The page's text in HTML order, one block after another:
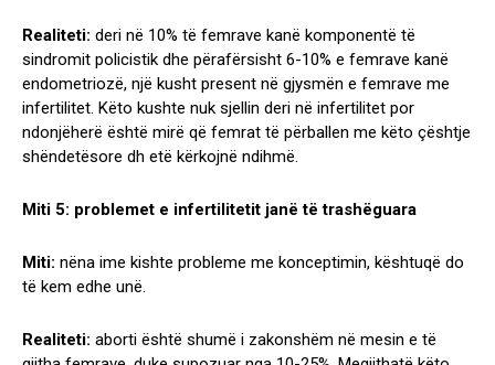
Realiteti: deri në 10% të femrave kanë komponentë të
sindromit policistik dhe përafërsisht 6-10% e femrave kanë
endometriozë, një kusht present në gjysmën e femrave me
infertilitet. Këto kushte nuk sjellin deri në infertilitet por
ndonjëherë është mirë që femrat të përballen me këto çështje
shëndetësore dh etë kërkojnë ndihmë.
Miti 5: problemet e infertilitetit janë të trashëguara
Miti: nëna ime kishte probleme me konceptimin, kështuqë do
të kem edhe unë.
Realiteti: aborti është shumë i zakonshëm në mesin e të